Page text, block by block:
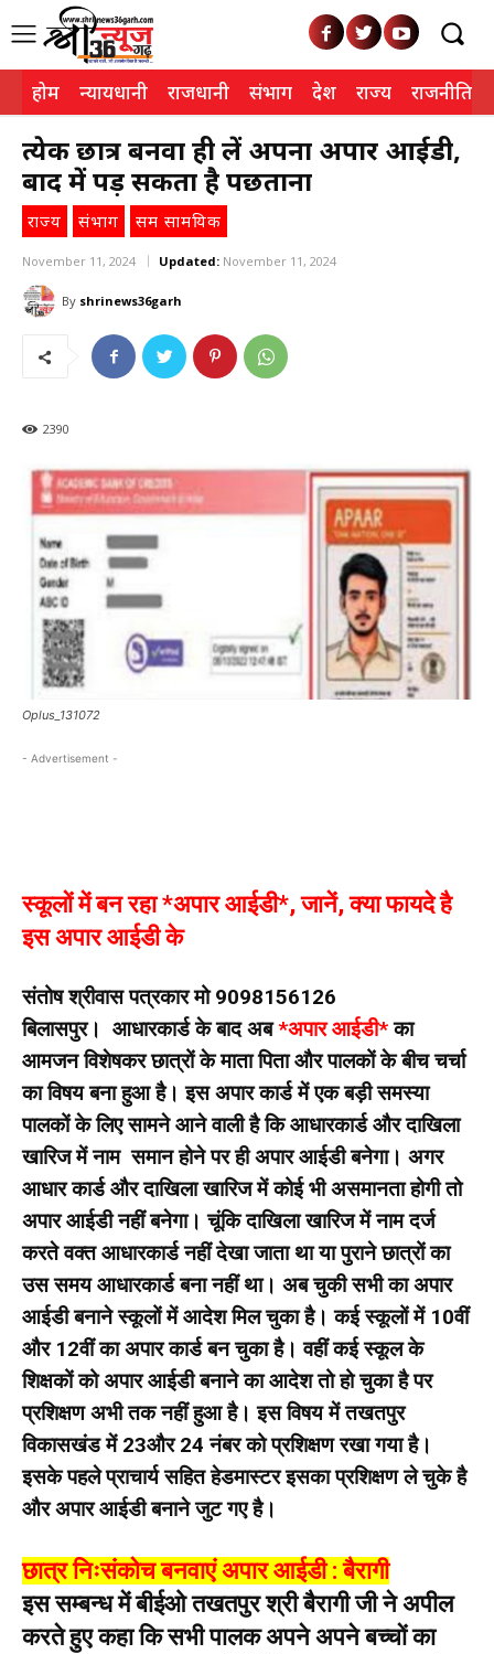
होम न्यायधानी राजधानी संभाग देश राज्य राजनीति
प्रत्येक छात्र बनवा ही लें अपना अपार आईडी,
बाद में पड़ सकता है पछताना
राज्य संभाग सम सामयिक
November 11, 2024 Updated: November 11, 2024
By shrinews36garh
2390
Oplus_131072
- Advertisement -
स्कूलों में बन रहा *अपार आईडी*, जानें, क्या फायदे है
इस अपार आईडी के
संतोष श्रीवास पत्रकार मो 9098156126
बिलासपुर। आधारकार्ड के बाद अब*अपार आईडी*का
आमजन विशेषकर छात्रों के माता पिता और पालकों के बीच चर्चा
का विषय बना हुआ है। इस अपार कार्ड में एक बड़ी समस्या
पालकों के लिए सामने आने वाली है कि आधारकार्ड और दाखिला
खारिज में नाम समान होने पर ही अपार आईडी बनेगा। अगर
आधार कार्ड और दाखिला खारिज में कोई भी असमानता होगी तो
अपार आईडी नहीं बनेगा।चूंकि दाखिला खारिज में नाम दर्ज
करते वक्त आधारकार्ड नहीं देखा जाता था या पुराने छात्रों का
उस समय आधारकार्ड बना नहीं था। अब चुकी सभी का अपार
आईडी बनाने स्कूलों में आदेश मिल चुका है। कई स्कूलों में 10वीं
और 12वीं का अपार कार्ड बन चुका है। वहीं कई स्कूल के
शिक्षकों को अपार आईडी बनाने का आदेश तो हो चुका है पर
प्रशिक्षण अभी तक नहीं हुआ है। इस विषय में तखतपुर
विकासखंड में 23और 24 नंबर को प्रशिक्षण रखा गया है।
इसके पहले प्राचार्य सहित हेडमास्टर इसका प्रशिक्षण ले चुके है
और अपार आईडी बनाने जुट गए है।
छात्र निःसंकोच बनवाएं अपार आईडी : बैरागी
इस सम्बन्ध में बीईओ तखतपुर श्री बैरागी जी ने अपील
करते हुए कहा कि सभी पालक अपने अपने बच्चों का